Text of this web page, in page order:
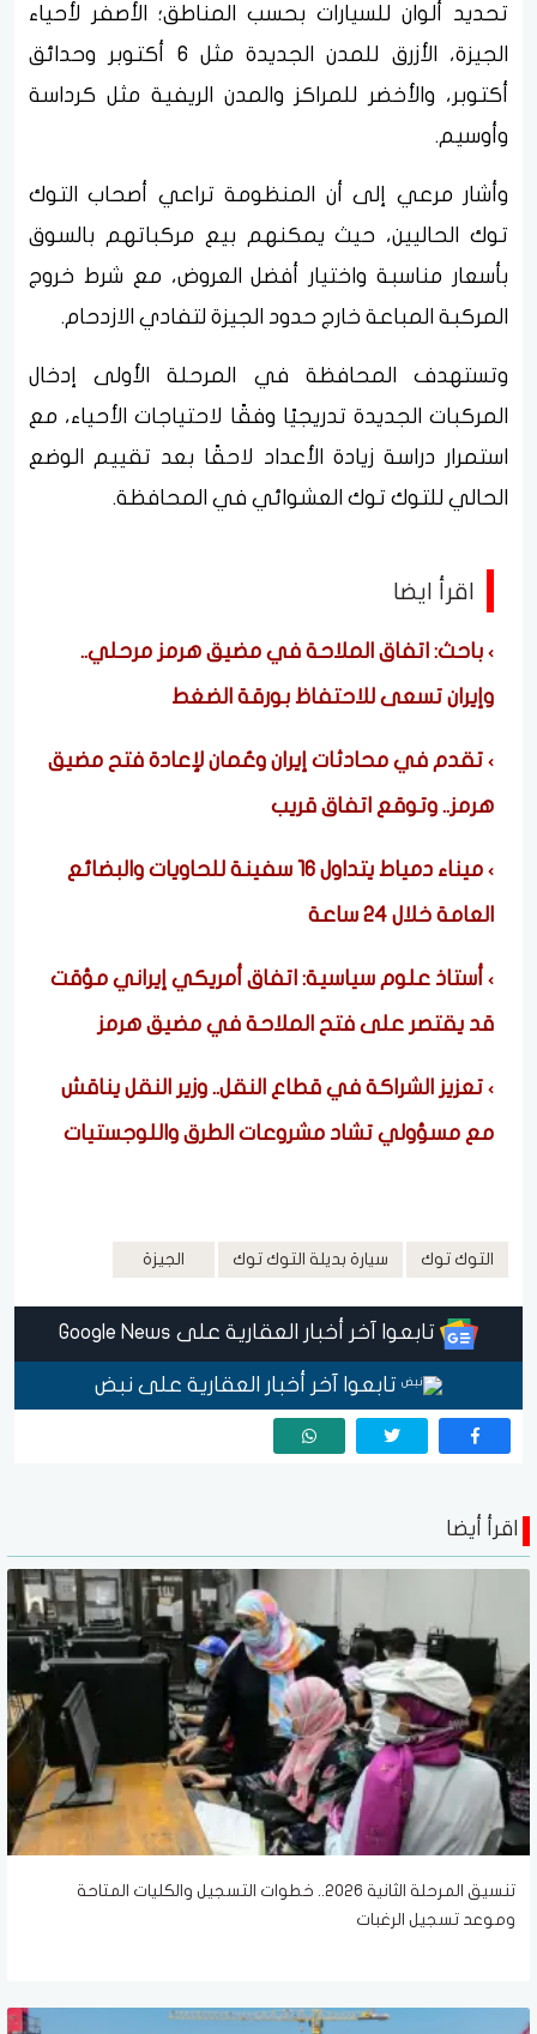
تحديد ألوان للسيارات بحسب المناطق؛ الأصفر لأحياء
الجيزة، الأزرق للمدن الجديدة مثل 6 أكتوبر وحدائق
أكتوبر، والأخضر للمراكز والمدن الريفية مثل كرداسة
وأوسيم.
وأشار مرعي إلى أن المنظومة تراعي أصحاب التوك
توك الحاليين، حيث يمكنهم بيع مركباتهم بالسوق
بأسعار مناسبة واختيار أفضل العروض، مع شرط خروج
المركبة المباعة خارج حدود الجيزة لتفادي الازدحام.
وتستهدف المحافظة في المرحلة الأولى إدخال
المركبات الجديدة تدريجيًا وفقًا لاحتياجات الأحياء، مع
استمرار دراسة زيادة الأعداد لاحقًا بعد تقييم الوضع
الحالي للتوك توك العشوائي في المحافظة.
اقرأ ايضا
باحث: اتفاق الملاحة في مضيق هرمز مرحلي..
وإيران تسعى للاحتفاظ بورقة الضغط
تقدم في محادثات إيران وعُمان لإعادة فتح مضيق
هرمز.. وتوقع اتفاق قريب
ميناء دمياط يتداول 16 سفينة للحاويات والبضائع
العامة خلال 24 ساعة
أستاذ علوم سياسية: اتفاق أمريكي إيراني مؤقت
قد يقتصر على فتح الملاحة في مضيق هرمز
تعزيز الشراكة في قطاع النقل.. وزير النقل يناقش
مع مسؤولي تشاد مشروعات الطرق واللوجستيات
التوك توك سيارة بديلة التوك توك الجيزة
تابعوا آخر أخبار العقارية على Google News
تابعوا آخر أخبار العقارية على نبض
اقرأ أيضا
تنسيق المرحلة الثانية 2026.. خطوات التسجيل والكليات المتاحة
وموعد تسجيل الرغبات